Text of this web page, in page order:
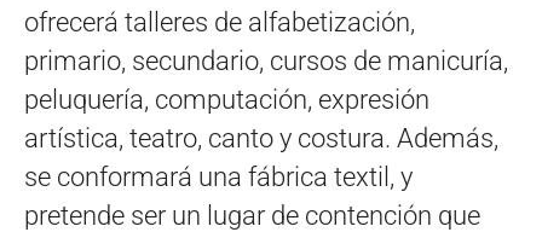
ofrecerá talleres de alfabetización,
primario, secundario, cursos de manicuría,
peluquería, computación, expresión
artística, teatro, canto y costura. Además,
se conformará una fábrica textil, y
pretende ser un lugar de contención que